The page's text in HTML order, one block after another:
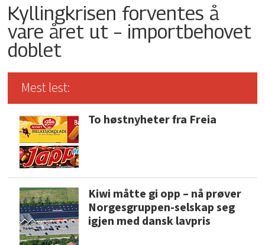
Kyllingkrisen forventes å
vare året ut – importbehovet
doblet
Mest lest:
To høstnyheter fra Freia
Kiwi måtte gi opp – nå prøver
Norgesgruppen-selskap seg
igjen med dansk lavpris